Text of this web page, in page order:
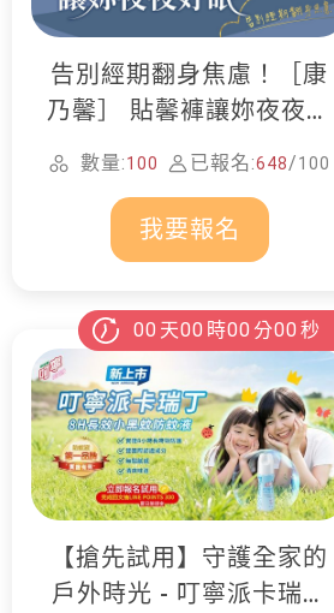
告別經期翻身焦慮！［康
乃馨］ 貼馨褲讓妳夜夜好
數量:100 已報名:648/100
我要報名
00 天00 時00 分00 秒
【搶先試用】守護全家的
戶外時光 - 叮寧派卡瑞丁